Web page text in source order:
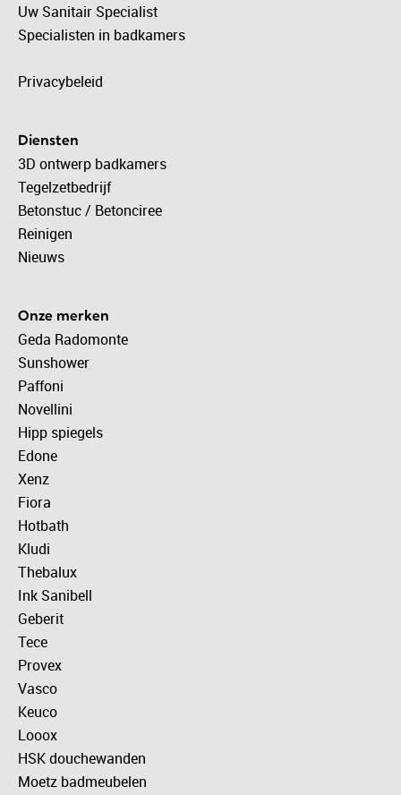
Uw Sanitair Specialist
Specialisten in badkamers
Privacybeleid
Diensten
3D ontwerp badkamers
Tegelzetbedrijf
Betonstuc / Betonciree
Reinigen
Nieuws
Onze merken
Geda Radomonte
Sunshower
Paffoni
Novellini
Hipp spiegels
Edone
Xenz
Fiora
Hotbath
Kludi
Thebalux
Ink Sanibell
Geberit
Tece
Provex
Vasco
Keuco
Looox
HSK douchewanden
Moetz badmeubelen